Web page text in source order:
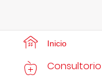
Inicio